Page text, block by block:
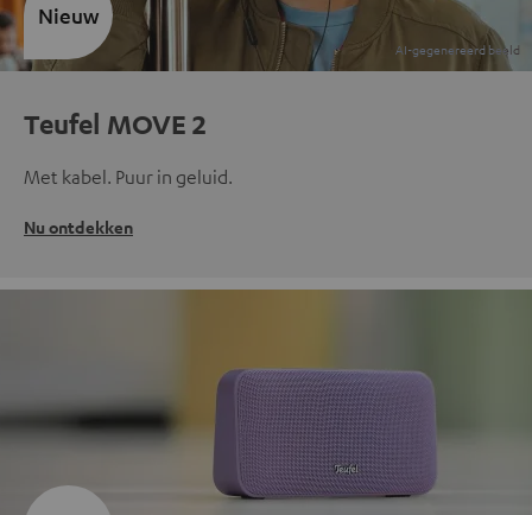
Teufel MOVE 2
Met kabel. Puur in geluid.
Nu ontdekken
Nieuw